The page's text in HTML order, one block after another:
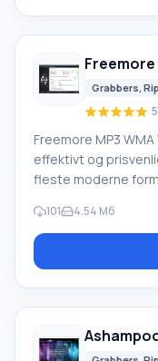
Freemore
Grabbers,
Freemore MP3
effektivt og
fleste moderne
ikke kvalitet og kan
formål i fremtiden.
evigt at glemme
101 4.54 Мб